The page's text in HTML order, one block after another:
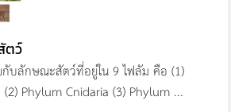
ตว์
บลักษณะสัตว์ที่อยู่ใน 9 ไฟลัม คือ (1)
Phylum Cnidaria (3) Phylum ...